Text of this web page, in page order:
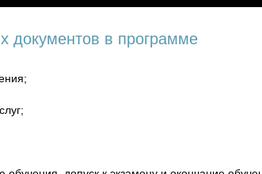
в программе